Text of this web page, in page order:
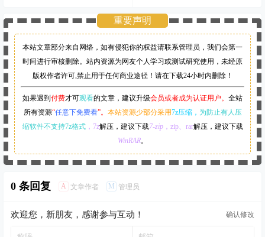
重要声明
本站文章部分来自网络，如有侵犯你的权益请联系管理员， 我们会第一
时间进行审核删除。站内资源为网友个人学习或测试研究使用，未经原
版权作者许可,禁止用于任何商业途径！请在下载24小时内删除！
如果遇到 付费才可观看的文章，建议升级会员或者成为认证用户。 全站
所有资源“任意下免费看”。 本站资源少部分采用7z压缩， 为防止有人压
缩软件不支持7z格式，7z解压，建议下载7-zip，zip、rar解压，建议下载
WinRAR。
0 条回复 A 文章作者 M 管理员
欢迎您，新朋友，感谢参与互动！ 确认修改